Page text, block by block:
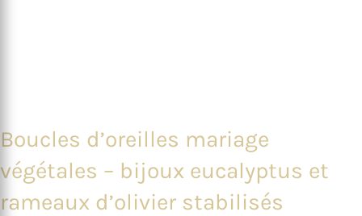
Boucles d’oreilles mariage
végétales – bijoux eucalyptus et
rameaux d’olivier stabilisés